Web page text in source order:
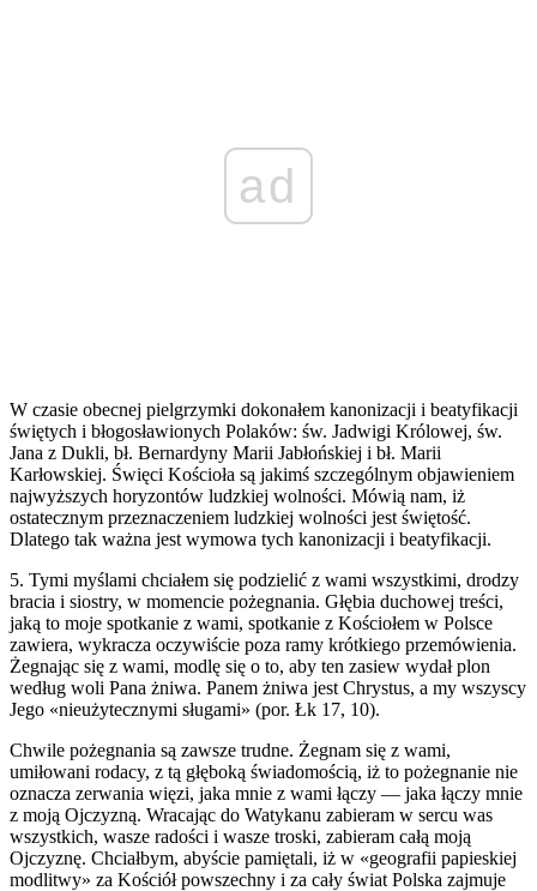
ad
W czasie obecnej pielgrzymki dokonałem kanonizacji i beatyfikacji
świętych i błogosławionych Polaków: św. Jadwigi Królowej, św.
Jana z Dukli, bł. Bernardyny Marii Jabłońskiej i bł. Marii
Karłowskiej. Święci Kościoła są jakimś szczególnym objawieniem
najwyższych horyzontów ludzkiej wolności. Mówią nam, iż
ostatecznym przeznaczeniem ludzkiej wolności jest świętość.
Dlatego tak ważna jest wymowa tych kanonizacji i beatyfikacji.
5. Tymi myślami chciałem się podzielić z wami wszystkimi, drodzy
bracia i siostry, w momencie pożegnania. Głębia duchowej treści,
jaką to moje spotkanie z wami, spotkanie z Kościołem w Polsce
zawiera, wykracza oczywiście poza ramy krótkiego przemówienia.
Żegnając się z wami, modlę się o to, aby ten zasiew wydał plon
według woli Pana żniwa. Panem żniwa jest Chrystus, a my wszyscy
Jego «nieużytecznymi sługami» (por. Łk 17, 10).
Chwile pożegnania są zawsze trudne. Żegnam się z wami,
umiłowani rodacy, z tą głęboką świadomością, iż to pożegnanie nie
oznacza zerwania więzi, jaka mnie z wami łączy — jaka łączy mnie
z moją Ojczyzną. Wracając do Watykanu zabieram w sercu was
wszystkich, wasze radości i wasze troski, zabieram całą moją
Ojczyznę. Chciałbym, abyście pamiętali, iż w «geografii papieskiej
modlitwy» za Kościół powszechny i za cały świat Polska zajmuje